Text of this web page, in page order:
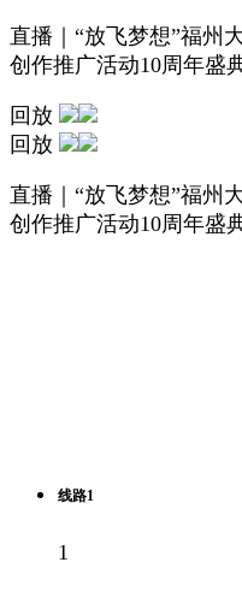
直播｜“放飞梦想”福州
创作推广活动10周年盛
回放
回放
直播｜“放飞梦想”福州
创作推广活动10周年盛
线路1
1